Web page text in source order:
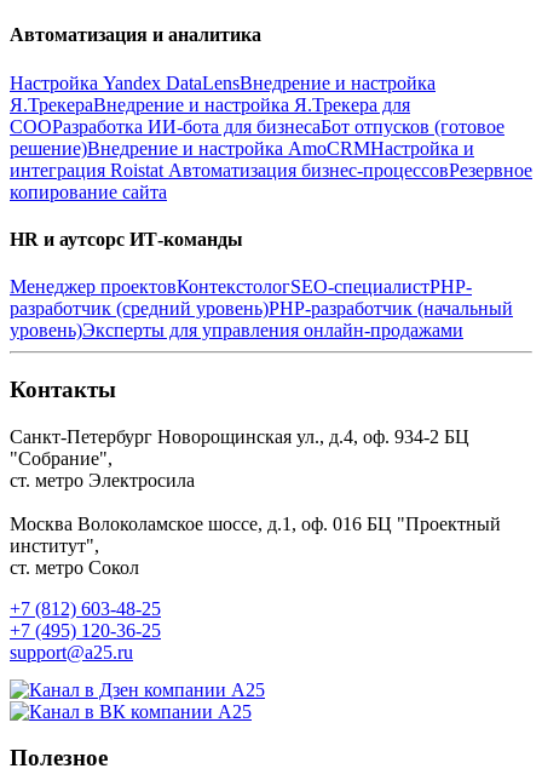
Автоматизация и аналитика
Настройка Yandex DataLensВнедрение и настройка
Я.ТрекераВнедрение и настройка Я.Трекера для
СООРазработка ИИ-бота для бизнесаБот отпусков (готовое
решение)Внедрение и настройка AmoCRMНастройка и
интеграция Roistat Автоматизация бизнес-процессовРезервное
копирование сайта
HR и аутсорс ИТ-команды
Менеджер проектовКонтекстологSEO-специалистPHP-
разработчик (средний уровень)PHP-разработчик (начальный
уровень)Эксперты для управления онлайн-продажами
Контакты
Санкт-Петербург Новорощинская ул., д.4, оф. 934-2 БЦ
"Собрание",
ст. метро Электросила
Москва Волоколамское шоссе, д.1, оф. 016 БЦ "Проектный
институт",
ст. метро Сокол
+7 (812) 603-48-25
+7 (495) 120-36-25
support@a25.ru
Полезное